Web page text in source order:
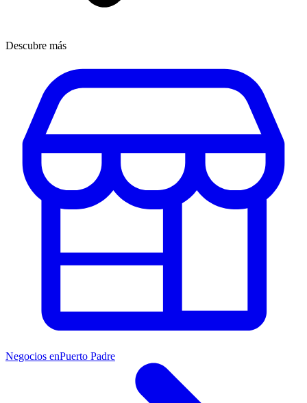
Descubre más
Negocios enPuerto Padre